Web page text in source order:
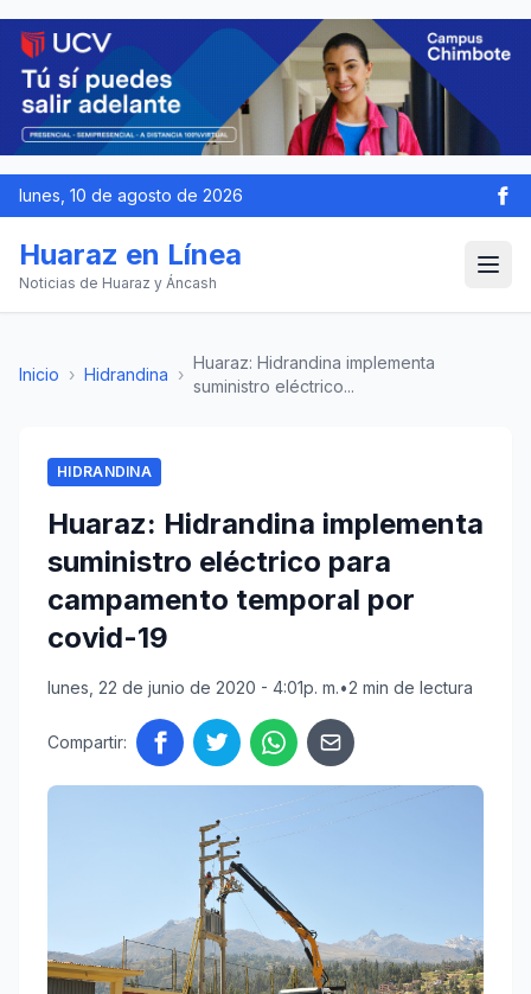
lunes, 10 de agosto de 2026
Huaraz en Línea
Noticias de Huaraz y Áncash
Inicio › Hidrandina ›
Huaraz: Hidrandina implementa
suministro eléctrico...
HIDRANDINA
Huaraz: Hidrandina implementa
suministro eléctrico para
campamento temporal por
covid-19
lunes, 22 de junio de 2020 - 4:01p. m.•2 min de lectura
Compartir: